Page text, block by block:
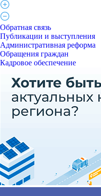
Обратная связь
Публикации и выступления
Административная реформа
Обращения граждан
Кадровое обеспечение